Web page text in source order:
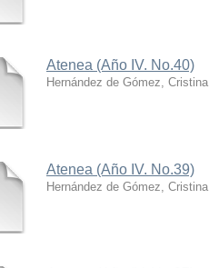
Atenea (Año IV. No.40)
Hernández de Gómez, Cristina
Atenea (Año IV. No.39)
Hernández de Gómez, Cristina